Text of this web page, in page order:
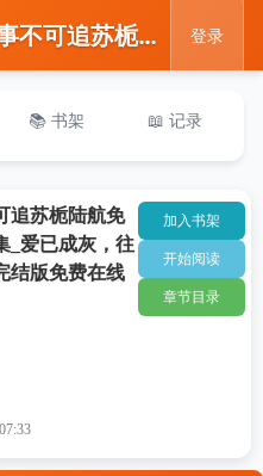
📖 爱已成灰，往事不可追苏栀陆航免费小说在线阅读全集_爱已成灰，往事不可追苏栀陆航完结版免费在线阅读 登录
📚 书架 📖 记录
追苏栀陆航免
_爱已成灰，往
结版免费在线
加入书架
开始阅读
章节目录